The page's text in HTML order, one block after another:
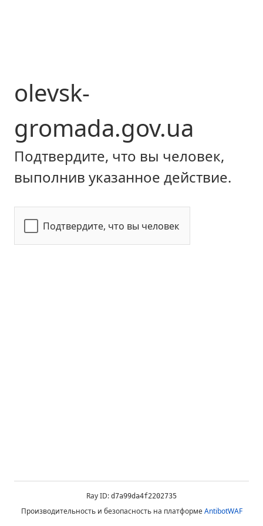
olevsk-
gromada.gov.ua
Подтвердите, что вы человек,
выполнив указанное действие.
Подтвердите, что вы человек
Ray ID: d7a99da4f2202735
Производительность и безопасность на платформеAntibotWAF